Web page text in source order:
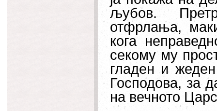
љубов.
отфрлања,
кога
секому му
гладен и
Господова, за
на вечното